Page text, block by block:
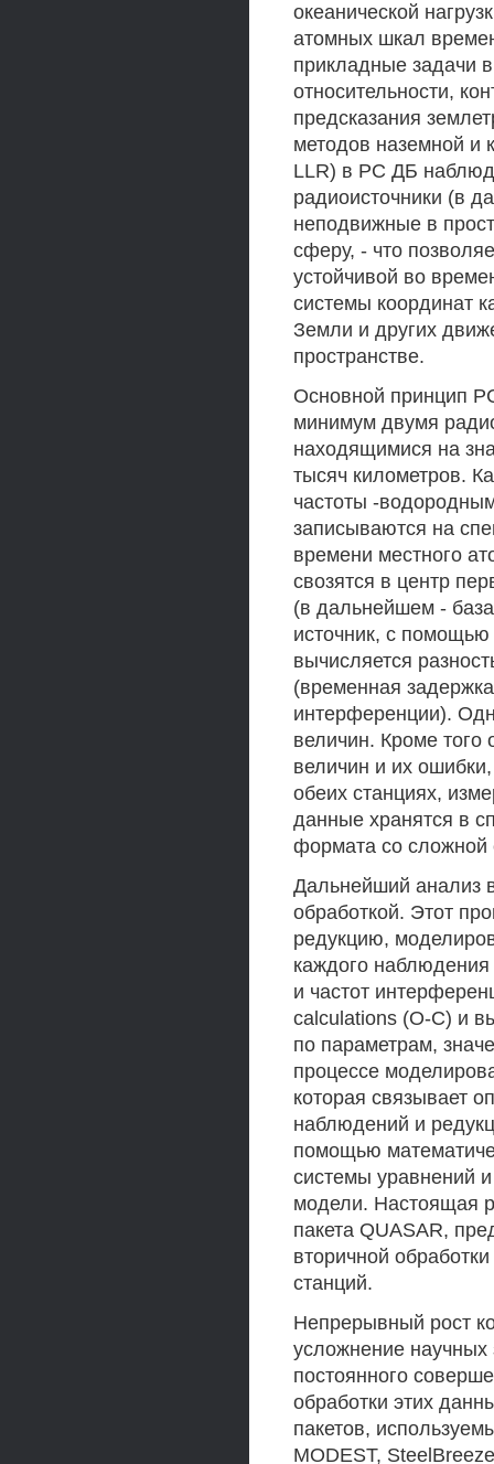
океанической
атомных шкал
прикладные задачи
относительности,
предсказания
методов наземной и
LLR) в PC ДБ
радиоисточники (в
неподвижные в
сферу, - что
устойчивой во
системы координат
Земли и других
пространстве.
Основной принцип
минимум двумя
находящимися на
тысяч километров.
частоты -
записываются на
времени местного
свозятся в центр
(в дальнейшем -
источник, с помощью
вычисляется
(временная
интерференции).
величин. Кроме
величин и их
обеих станциях,
данные хранятся в
формата со сложной
Дальнейший анализ
обработкой. Этот
редукцию,
каждого наблюдения
и частот
calculations (О-С) и
по параметрам,
процессе
которая связывает
наблюдений и
помощью
системы уравнений
модели. Настоящая
пакета QUASAR,
вторичной
станций.
Непрерывный рост
усложнение
постоянного
обработки этих
пакетов,
MODEST,